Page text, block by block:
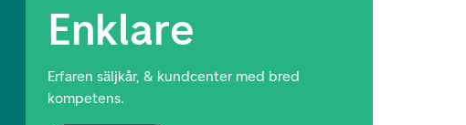
Enklare
Erfaren säljkår, & kundcenter med bred
kompetens.